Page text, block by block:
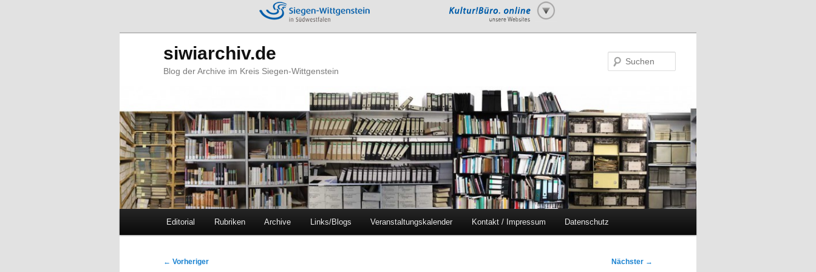
siwiarchiv.de
Blog der Archive im Kreis Siegen-Wittgenstein
Zum
Zum
Editorial Rubriken Archive Links/Blogs Veranstaltungskalender Kontakt / Impressum Datenschutz
Beitragsnavigation
← Vorheriger Nächster →